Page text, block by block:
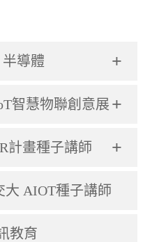
+
半導體
+
智慧物聯創意展
+
計畫種子講師
大 AIOT種子講師
教育